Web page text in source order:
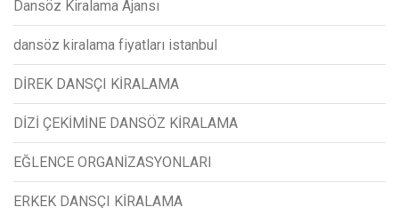
Dansöz Kiralama Ajansı
dansöz kiralama fiyatları istanbul
DİREK DANSÇI KİRALAMA
DİZİ ÇEKİMİNE DANSÖZ KİRALAMA
EĞLENCE ORGANİZASYONLARI
ERKEK DANSÇI KİRALAMA